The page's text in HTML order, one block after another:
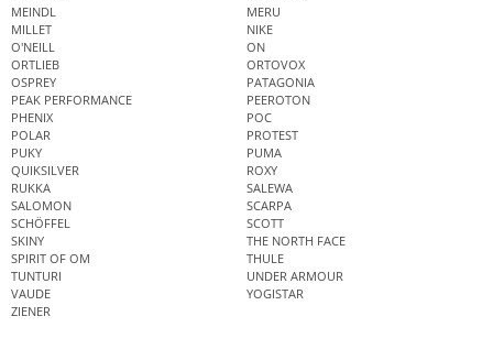
MEINDL
MERU
MILLET
NIKE
O'NEILL
ON
ORTLIEB
ORTOVOX
OSPREY
PATAGONIA
PEAK PERFORMANCE
PEEROTON
PHENIX
POC
POLAR
PROTEST
PUKY
PUMA
QUIKSILVER
ROXY
RUKKA
SALEWA
SALOMON
SCARPA
SCHÖFFEL
SCOTT
SKINY
THE NORTH FACE
SPIRIT OF OM
THULE
TUNTURI
UNDER ARMOUR
VAUDE
YOGISTAR
ZIENER